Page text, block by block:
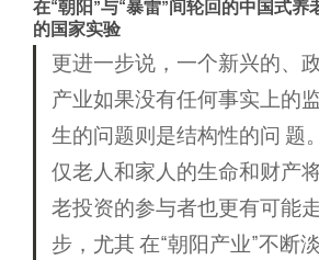
在“朝阳”与“暴雷”间轮回的中国式养
的国家实验
更进一步说，一个新兴的、
产业如果没有任何事实上的
生的问题则是结构性的问 题
仅老人和家人的生命和财产
老投资的参与者也更有可能
步，尤其 在“朝阳产业”不断